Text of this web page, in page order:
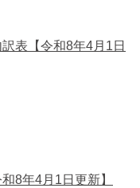
表【令和8年4月1日
8年4月1日更新】